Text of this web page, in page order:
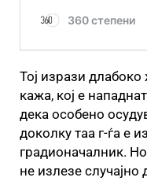
Тој изрази
кажа, кој е
дека особено
доколку таа г-ѓа е
градионачалник.
не излезе